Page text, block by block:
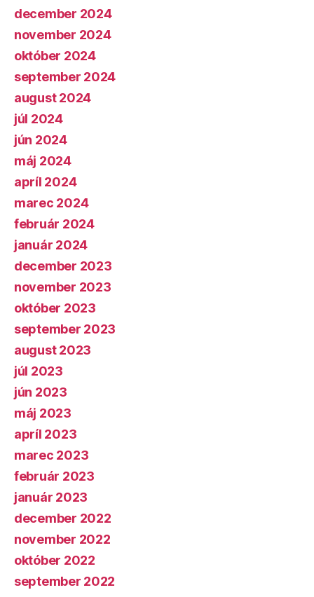
december 2024
november 2024
október 2024
september 2024
august 2024
júl 2024
jún 2024
máj 2024
apríl 2024
marec 2024
február 2024
január 2024
december 2023
november 2023
október 2023
september 2023
august 2023
júl 2023
jún 2023
máj 2023
apríl 2023
marec 2023
február 2023
január 2023
december 2022
november 2022
október 2022
september 2022